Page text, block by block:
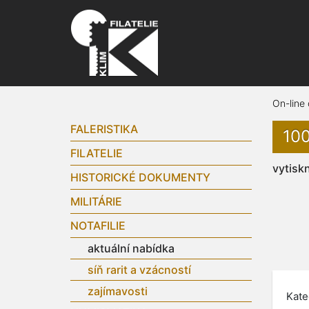
FALERISTIKA
FILATELIE
HISTORICKÉ DOKUMENTY
MILITÁRIE
NOTAFILIE
aktuální nabídka
síň rarit a vzácností
zajímavosti
On-line